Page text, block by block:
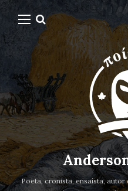
Poeta, cronista, ensaísta, autor